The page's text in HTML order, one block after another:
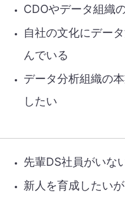
CDOやデータ組織
自社の文化にデー
んでいる
データ分析組織の
したい
先輩DS社員がいな
新人を育成したい